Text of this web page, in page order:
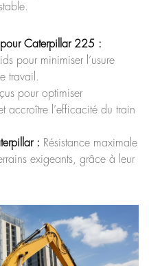
Caterpillar 225 :
pour minimiser l’usure
travail.
pour optimiser
accroître l’efficacité du train
: Résistance maximale
exigeants, grâce à leur